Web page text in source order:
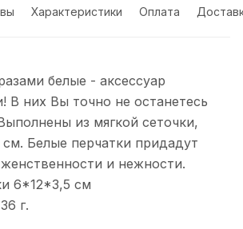
Характеристики Оплата
белые - аксессуар
В них Вы точно не останетесь
из мягкой сеточки,
Белые перчатки придадут
и нежности.
6*12*3,5 см
г.